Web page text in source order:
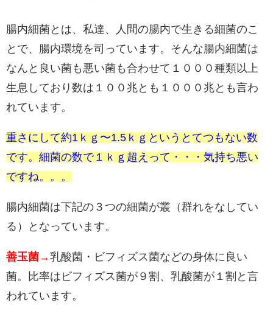
腸内細菌とは、私達、人間の腸内で生きる細菌のこ
とで、腸内環境を司っています。そんな腸内細菌は
なんと良い菌も悪い菌も合わせて１０００種類以上
生息しており数は１００兆とも１０００兆とも言わ
れています。
重さにして約1ｋｇ〜1.5ｋｇというとてつもない数
です。細菌の数で１ｋｇ超えって・・・気持ち悪い
ですね。。。
腸内細菌は下記の３つの細菌が叢（群れをなしてい
る）となっています。
善玉菌→乳酸菌・ビフィズス菌などの身体に良い
菌。比率はビフィズス菌が９割、乳酸菌が１割と言
われています。